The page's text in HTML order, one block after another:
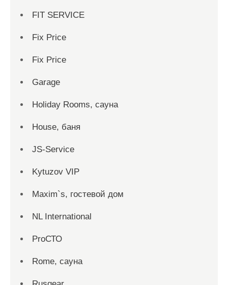
FIT SERVICE
Fix Price
Fix Price
Garage
Holiday Rooms, сауна
House, баня
JS-Service
Kytuzov VIP
Maxim`s, гостевой дом
NL International
ProСТО
Rome, сауна